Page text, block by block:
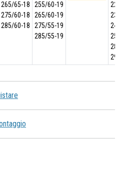
265/65-18
275/60-18
285/60-18
255/60-19
265/60-19
275/55-19
285/55-19
225/
235/
245/
255/
285/
295/